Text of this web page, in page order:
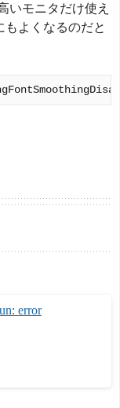
いモニタだけ使え
もよくなるのだと
error